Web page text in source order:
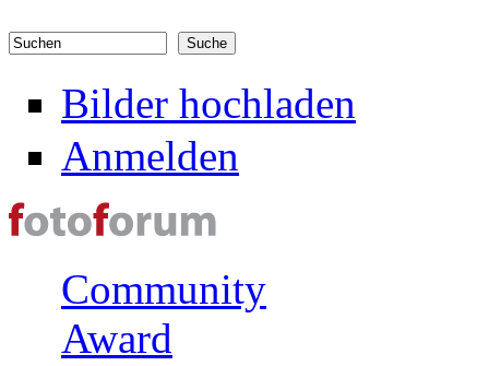
Suchformular
Bilder hochladen
Anmelden
Community
Award